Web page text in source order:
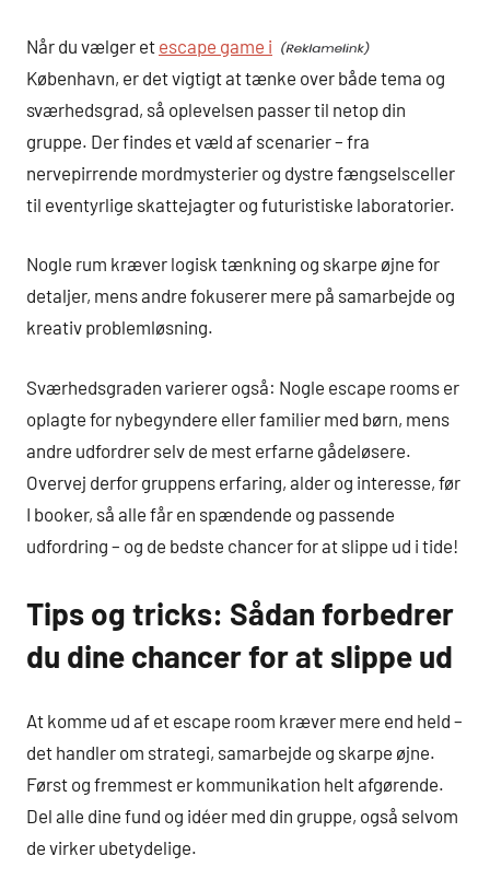
Når du vælger et escape game i
København, er det vigtigt at tænke over både tema og
sværhedsgrad, så oplevelsen passer til netop din
gruppe. Der findes et væld af scenarier – fra
nervepirrende mordmysterier og dystre fængselsceller
til eventyrlige skattejagter og futuristiske laboratorier.
Nogle rum kræver logisk tænkning og skarpe øjne for
detaljer, mens andre fokuserer mere på samarbejde og
kreativ problemløsning.
Sværhedsgraden varierer også: Nogle escape rooms er
oplagte for nybegyndere eller familier med børn, mens
andre udfordrer selv de mest erfarne gådeløsere.
Overvej derfor gruppens erfaring, alder og interesse, før
I booker, så alle får en spændende og passende
udfordring – og de bedste chancer for at slippe ud i tide!
Tips og tricks: Sådan forbedrer
du dine chancer for at slippe ud
At komme ud af et escape room kræver mere end held –
det handler om strategi, samarbejde og skarpe øjne.
Først og fremmest er kommunikation helt afgørende.
Del alle dine fund og idéer med din gruppe, også selvom
de virker ubetydelige.